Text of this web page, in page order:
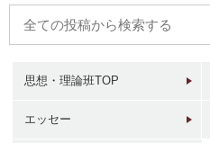
1933年
東京 日本橋
現在
北京 前門
思想・理論班TOP
エッセー